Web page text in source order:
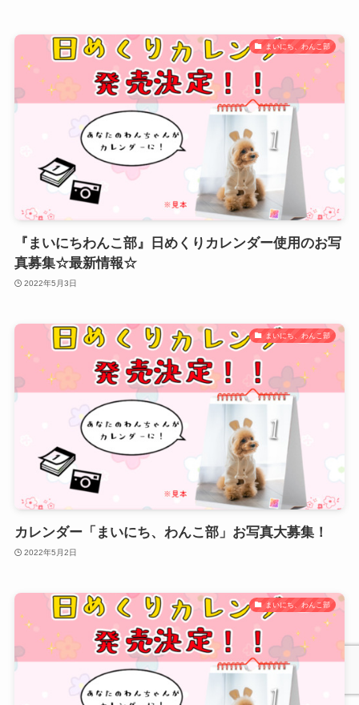
まいにち、わんこ部
『まいにちわんこ部』日めくりカレンダー使用のお写
真募集☆最新情報☆
2022年5月3日
まいにち、わんこ部
カレンダー「まいにち、わんこ部」お写真大募集！
2022年5月2日
まいにち、わんこ部